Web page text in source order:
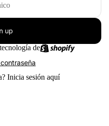
up
de
Inicia sesión aquí